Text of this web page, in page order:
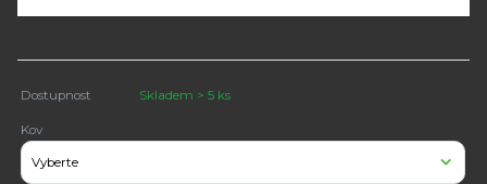
Dostupnost Skladem > 5 ks
Kov